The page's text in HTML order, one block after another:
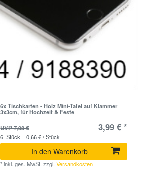
6x Tischkarten - Holz Mini-Tafel auf Klammer
3x3cm, für Hochzeit & Feste
UVP 7,98 €
3,99 € *
6 Stück | 0,66 € / Stück
In den Warenkorb
*inkl. ges. MwSt. zzgl.Versandkosten